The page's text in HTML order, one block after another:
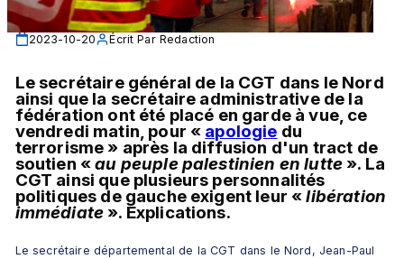
2023-10-20 Écrit Par Redaction
Le secrétaire général de la CGT dans le Nord
ainsi que la secrétaire administrative de la
fédération ont été placé en garde à vue, ce
vendredi matin, pour « apologie du
terrorisme » après la diffusion d'un tract de
soutien « au peuple palestinien en lutte ». La
CGT ainsi que plusieurs personnalités
politiques de gauche exigent leur « libération
immédiate ». Explications.
Le secrétaire départemental de la CGT dans le Nord, Jean-Paul